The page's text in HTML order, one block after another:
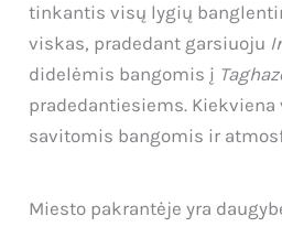
tinkantis visų lygių
viskas, pradedant garsiuoju
didelėmis bangomis į
pradedantiesiems. Kiekviena
savitomis bangomis ir
Miesto pakrantėje yra